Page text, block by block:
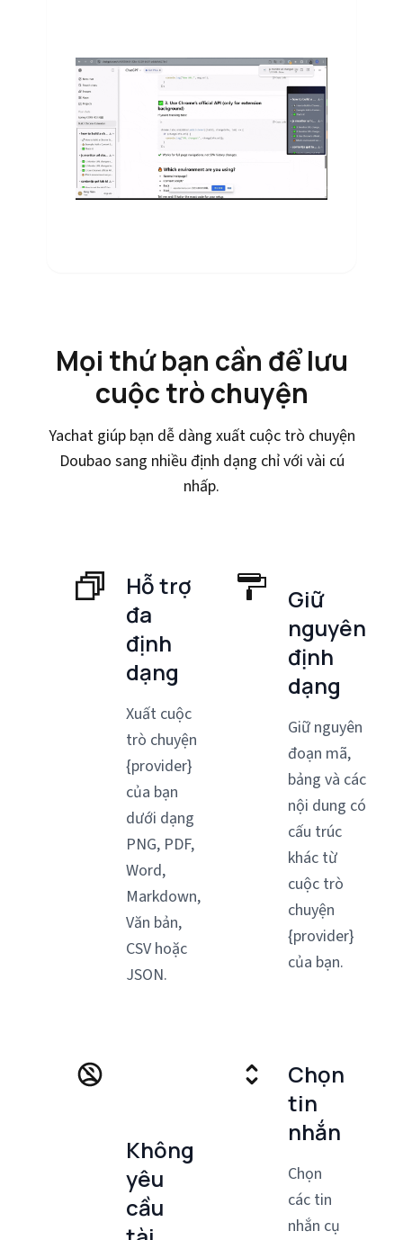
Mọi thứ bạn cần để lưu
cuộc trò chuyện
Yachat giúp bạn dễ dàng xuất cuộc trò chuyện
Doubao sang nhiều định dạng chỉ với vài cú
nhấp.
Hỗ trợ
đa
định
dạng
Xuất cuộc
trò chuyện
{provider}
của bạn
dưới dạng
PNG, PDF,
Word,
Markdown,
Văn bản,
CSV hoặc
JSON.
Giữ
nguyên
định
dạng
Giữ nguyên
đoạn mã,
bảng và các
nội dung có
cấu trúc
khác từ
cuộc trò
chuyện
{provider}
của bạn.
Không
yêu
cầu
Chọn
tin
nhắn
Chọn
các tin
nhắn cụ